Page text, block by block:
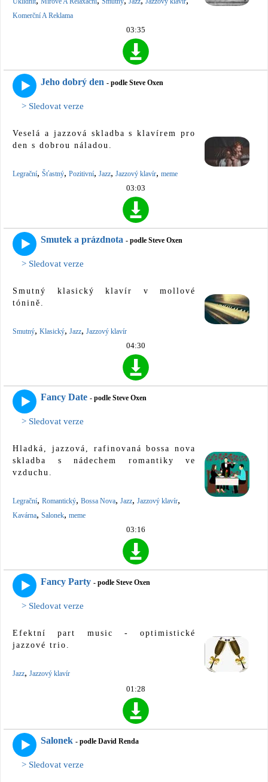
Komerční A Reklama
03:35
Jeho dobrý den - podle Steve Oxen
> Sledovat verze
Veselá a jazzová skladba s klavírem pro
den s dobrou náladou.
Legrační, Šťastný, Pozitivní, Jazz, Jazzový klavír, meme
03:03
Smutek a prázdnota - podle Steve Oxen
> Sledovat verze
Smutný klasický klavír v mollové
tónině.
Smutný, Klasický, Jazz, Jazzový klavír
04:30
Fancy Date - podle Steve Oxen
> Sledovat verze
Hladká, jazzová, rafinovaná bossa nova
skladba s nádechem romantiky ve
vzduchu.
Legrační, Romantický, Bossa Nova, Jazz, Jazzový klavír,
Kavárna, Salonek, meme
03:16
Fancy Party - podle Steve Oxen
> Sledovat verze
Efektní part music - optimistické
jazzové trio.
Jazz, Jazzový klavír
01:28
Salonek - podle David Renda
> Sledovat verze